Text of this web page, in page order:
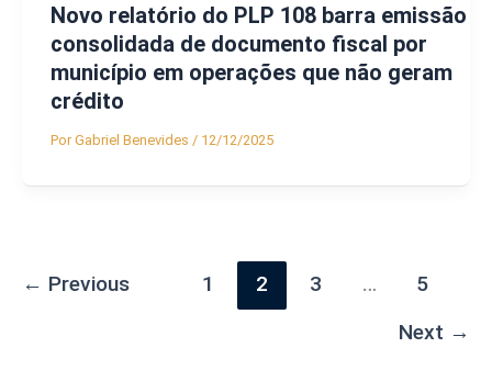
Novo relatório do PLP 108 barra emissão
consolidada de documento fiscal por
município em operações que não geram
crédito
PorGabriel Benevides / 12/12/2025
← Previous 1 2 3 …
5
Next →